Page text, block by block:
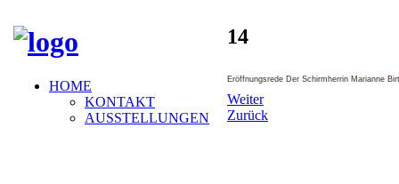
HOME
KONTAKT
AUSSTELLUNGEN
14
Eröffnungsrede Der Schirmherrin Marianne
Weiter
Zurück